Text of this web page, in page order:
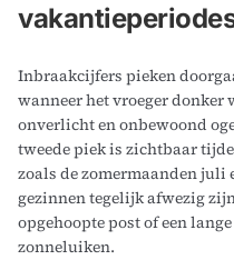
Inbraakcijfers pieken
wanneer het vroeger
onverlicht en onbewoond
tweede piek is zichtbaar
zoals de zomermaanden juli
gezinnen tegelijk afwezig
opgehoopte post of een
zonneluiken.